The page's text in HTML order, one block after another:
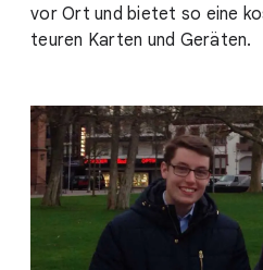
vor Ort und bietet so eine
teuren Karten und Geräten.